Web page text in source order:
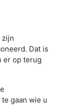
zijn
Dat is
er op terug
gaan wie u